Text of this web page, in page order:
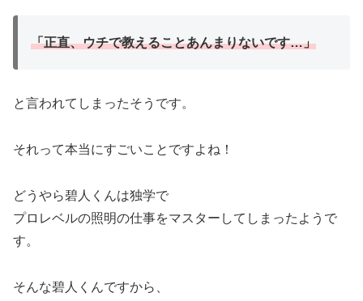
「正直、ウチで教えることあんまりないです…」
と言われてしまったそうです。
それって本当にすごいことですよね！
どうやら碧人くんは独学で
プロレベルの照明の仕事をマスターしてしまったようで
す。
そんな碧人くんですから、